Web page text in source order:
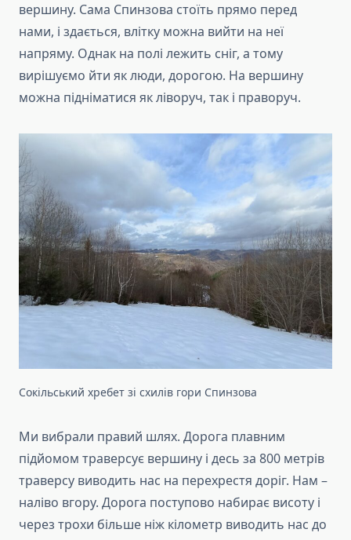
вершину. Сама Спинзова стоїть прямо перед
нами, і здається, влітку можна вийти на неї
напряму. Однак на полі лежить сніг, а тому
вирішуємо йти як люди, дорогою. На вершину
можна підніматися як ліворуч, так і праворуч.
Сокільський хребет зі схилів гори Спинзова
Ми вибрали правий шлях. Дорога плавним
підйомом траверсує вершину і десь за 800 метрів
траверсу виводить нас на перехрестя доріг. Нам –
наліво вгору. Дорога поступово набирає висоту і
через трохи більше ніж кілометр виводить нас до